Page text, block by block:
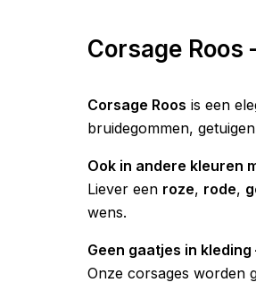
Corsage
Corsage Roos is een
bruidegommen,
Ook in andere kleuren
Liever een roze, rode,
wens.
Geen gaatjes in
Onze corsages worden